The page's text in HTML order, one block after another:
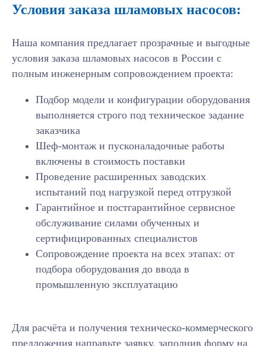
Условия заказа шламовых насосов:
Наша компания предлагает прозрачные и выгодные
условия заказа шламовых насосов в России с
полным инженерным сопровождением проекта:
Подбор модели и конфигурации оборудования
выполняется строго под техническое задание
заказчика
Шеф-монтаж и пусконаладочные работы
включены в стоимость поставки
Проведение расширенных заводских
испытаний под нагрузкой перед отгрузкой
Гарантийное и постгарантийное сервисное
обслуживание силами обученных и
сертифицированных специалистов
Сопровождение проекта на всех этапах: от
подбора оборудования до ввода в
промышленную эксплуатацию
Для расчёта и получения техническо-коммерческого
предложения направьте заявку, заполнив форму на
Подберем
оборудование
под ваши задачи
Бесплатно проанализируем ваше
техническое задание и предложим
максимально подходящее
оборудование.
+7
Нажимая кнопку «Получить» вы соглашаетесь
сПолитикой конфиденциальности